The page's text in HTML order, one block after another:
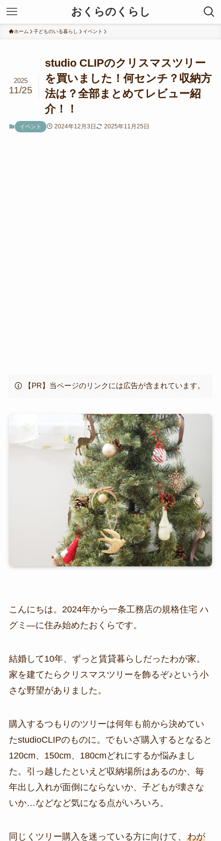
おくらのくらし
ホーム 子どものいる暮らし イベント
studio CLIPのクリスマスツリー
を買いました！何センチ？収納方
法は？全部まとめてレビュー紹
介！！
2025
11/25
イベント 2024年12月3日 2025年11月25日
【PR】当ページのリンクには広告が含まれています。
こんにちは。2024年から一条工務店の規格住宅 ハ
グミ―に住み始めたおくらです。
結婚して10年、ずっと賃貸暮らしだったわが家。
家を建てたらクリスマスツリーを飾るぞ♪という小
さな野望がありました。
購入するつもりのツリーは何年も前から決めてい
たstudioCLIPのものに。でもいざ購入するとなると
120cm、150cm、180cmどれにするか悩みまし
た。引っ越したといえど収納場所はあるのか、毎
年出し入れが面倒にならないか、子どもが壊さな
いか…などなど気になる点がいろいろ。
同じくツリー購入を迷っている方に向けて、 わが